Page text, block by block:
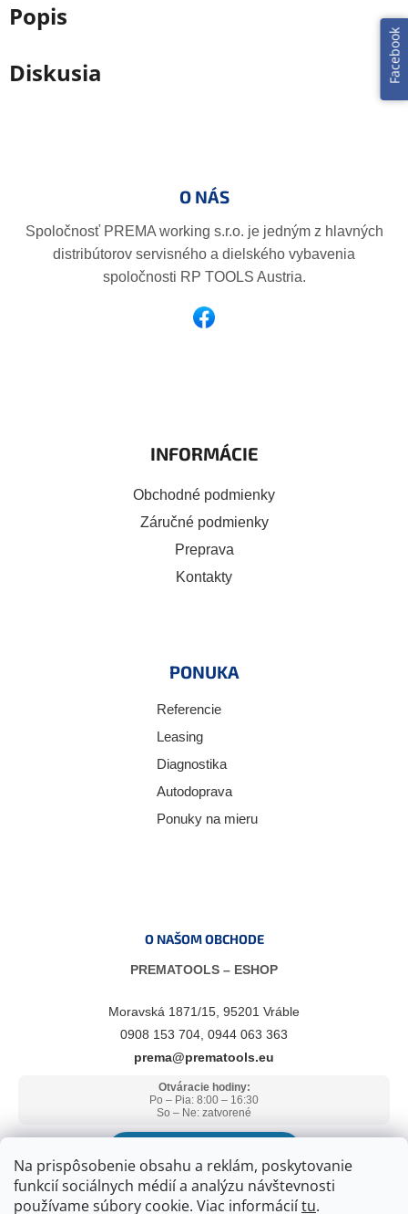
Na prispôsobenie obsahu a reklám, poskytovanie
funkcií sociálnych médií a analýzu návštevnosti
používame súbory cookie. Viac informáciítu.
Popis
Diskusia
O NÁS
Spoločnosť PREMA working s.r.o. je jedným z hlavných
distribútorov servisného a dielského vybavenia
spoločnosti RP TOOLS Austria.
INFORMÁCIE
Obchodné podmienky
Záručné podmienky
Preprava
Kontakty
PONUKA
Referencie
Leasing
Diagnostika
Autodoprava
Ponuky na mieru
O NAŠOM OBCHODE
PREMATOOLS – ESHOP
Moravská 1871/15, 95201 Vráble
0908 153 704, 0944 063 363
prema@prematools.eu
Otváracie hodiny:
Po – Pia: 8:00 – 16:30
So – Ne: zatvorené
Facebook